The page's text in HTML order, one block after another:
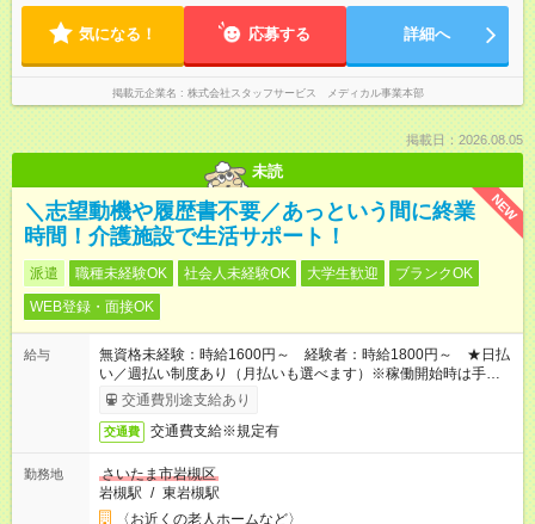
気になる！ 応募する 詳細へ
掲載元企業名 株式会社スタッフサービス メディカル事業本部
掲載日：2026.08.05
未読
NEW
＼志望動機や履歴書不要／あっという間に終業
時間！介護施設で生活サポート！
派遣 職種未経験OK 社会人未経験OK 大学生歓迎
ブランクOK
WEB登録・面接OK
給与
無資格未経験：時給1600円～ 経験者：時給1800円～ ★日払
い／週払い制度あり（月払いも選べます）※稼働開始時は手続き
完了次第のお支払いとなります。
交通費別途支給あり
交通費 交通費支給※規定有
勤務地
さいたま市岩槻区
岩槻駅 / 東岩槻駅
〈お近くの老人ホームなど〉